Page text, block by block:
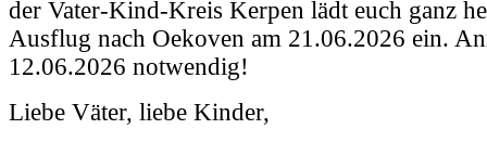
der Vater-Kind-Kreis Kerpen lädt euch ganz
Ausflug nach Oekoven am 21.06.2026 ein.
12.06.2026 notwendig!
Liebe Väter, liebe Kinder,